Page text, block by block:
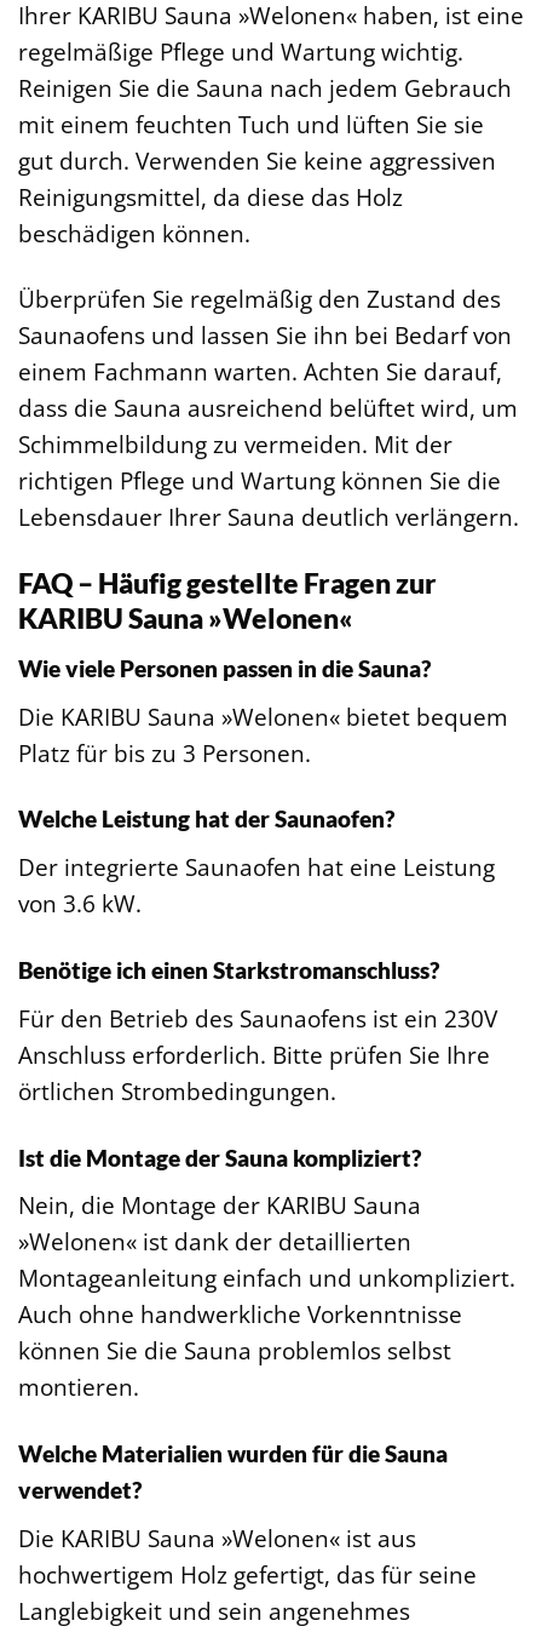
Ihrer KARIBU Sauna »Welonen« haben, ist eine
regelmäßige Pflege und Wartung wichtig.
Reinigen Sie die Sauna nach jedem Gebrauch
mit einem feuchten Tuch und lüften Sie sie
gut durch. Verwenden Sie keine aggressiven
Reinigungsmittel, da diese das Holz
beschädigen können.
Überprüfen Sie regelmäßig den Zustand des
Saunaofens und lassen Sie ihn bei Bedarf von
einem Fachmann warten. Achten Sie darauf,
dass die Sauna ausreichend belüftet wird, um
Schimmelbildung zu vermeiden. Mit der
richtigen Pflege und Wartung können Sie die
Lebensdauer Ihrer Sauna deutlich verlängern.
FAQ – Häufig gestellte Fragen zur
KARIBU Sauna »Welonen«
Wie viele Personen passen in die Sauna?
Die KARIBU Sauna »Welonen« bietet bequem
Platz für bis zu 3 Personen.
Welche Leistung hat der Saunaofen?
Der integrierte Saunaofen hat eine Leistung
von 3.6 kW.
Benötige ich einen Starkstromanschluss?
Für den Betrieb des Saunaofens ist ein 230V
Anschluss erforderlich. Bitte prüfen Sie Ihre
örtlichen Strombedingungen.
Ist die Montage der Sauna kompliziert?
Nein, die Montage der KARIBU Sauna
»Welonen« ist dank der detaillierten
Montageanleitung einfach und unkompliziert.
Auch ohne handwerkliche Vorkenntnisse
können Sie die Sauna problemlos selbst
montieren.
Welche Materialien wurden für die Sauna
verwendet?
Die KARIBU Sauna »Welonen« ist aus
hochwertigem Holz gefertigt, das für seine
Langlebigkeit und sein angenehmes